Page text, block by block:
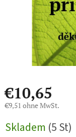
€10,65
€9,51 ohne MwSt.
Skladem (5 St)